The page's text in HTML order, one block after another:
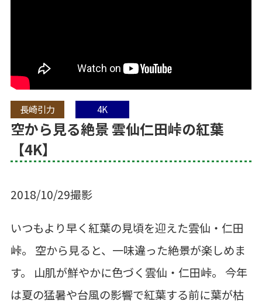
長崎引力 4K
空から見る絶景 雲仙仁田峠の紅葉
【4K】
2018/10/29撮影
いつもより早く紅葉の見頃を迎えた雲仙・仁田
峠。 空から見ると、一味違った絶景が楽しめま
す。 山肌が鮮やかに色づく雲仙・仁田峠。 今年
は夏の猛暑や台風の影響で紅葉する前に葉が枯